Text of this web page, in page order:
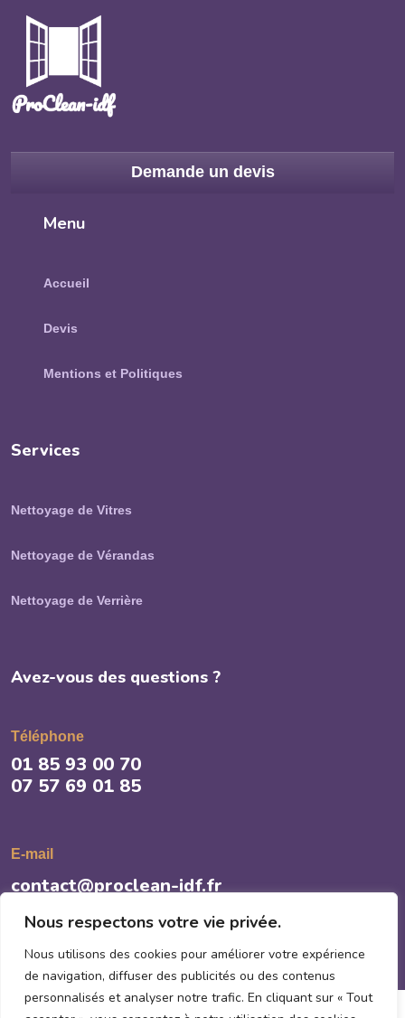
Nous respectons votre vie privée.
Nous utilisons des cookies pour améliorer votre expérience
de navigation, diffuser des publicités ou des contenus
personnalisés et analyser notre trafic. En cliquant sur « Tout
Demande un devis
Menu
Accueil
Devis
Mentions et Politiques
Services
Nettoyage de Vitres
Nettoyage de Vérandas
Nettoyage de Verrière
Avez-vous des questions ?
Téléphone
01 85 93 00 70
07 57 69 01 85
E-mail
contact@proclean-idf.fr